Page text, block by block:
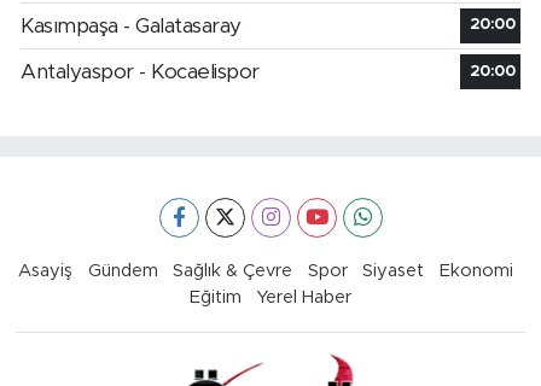
Kasımpaşa - Galatasaray 20:00
Antalyaspor - Kocaelispor 20:00
Asayiş Gündem Sağlık & Çevre Spor Siyaset
Ekonomi
Eğitim
Yerel Haber